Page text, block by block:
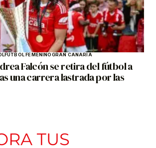
FÚTBOL FEMENINOGRAN CANARIA
Falcón se retira del fútbol a
una carrera lastrada por las